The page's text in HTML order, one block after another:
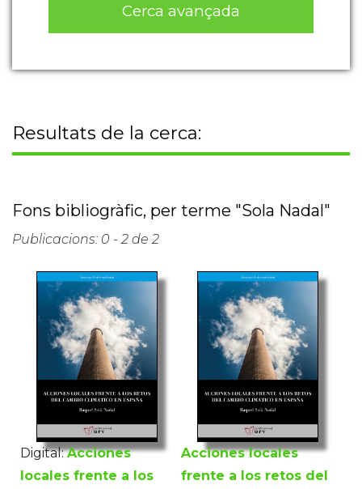
Cerca avançada
Resultats de la cerca:
Fons bibliogràfic, per terme "Sola Nadal"
Publicacions: 0 - 2 de 2
Digital: Acciones
locales frente a los
Acciones locales
frente a los retos del